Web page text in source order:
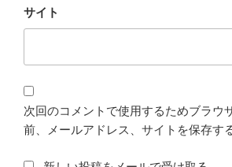
サイト
次回のコメントで使用するためブラウ
前、メールアドレス、サイトを保存する